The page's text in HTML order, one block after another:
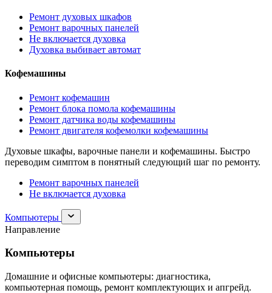
Ремонт духовых шкафов
Ремонт варочных панелей
Не включается духовка
Духовка выбивает автомат
Кофемашины
Ремонт кофемашин
Ремонт блока помола кофемашины
Ремонт датчика воды кофемашины
Ремонт двигателя кофемолки кофемашины
Духовые шкафы, варочные панели и кофемашины. Быстро
переводим симптом в понятный следующий шаг по ремонту.
Ремонт варочных панелей
Не включается духовка
Компьютеры
Раскрыть
раздел
Направление
Компьютеры
Домашние и офисные компьютеры: диагностика,
компьютерная помощь, ремонт комплектующих и апгрейд.